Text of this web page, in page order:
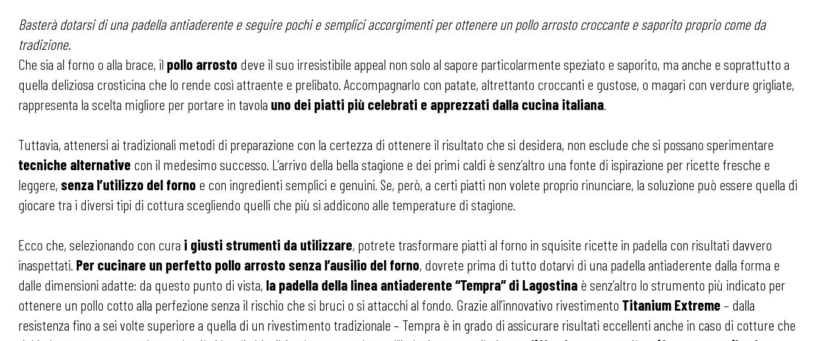
Basterà dotarsi di una padella antiaderente e seguire pochi e semplici accorgimenti per ottenere un pollo arrosto croccante e saporito proprio come da
tradizione.
Che sia al forno o alla brace, il pollo arrosto deve il suo irresistibile appeal non solo al sapore particolarmente speziato e saporito, ma anche e soprattutto a
quella deliziosa crosticina che lo rende così attraente e prelibato. Accompagnarlo con patate, altrettanto croccanti e gustose, o magari con verdure grigliate,
rappresenta la scelta migliore per portare in tavola uno dei piatti più celebrati e apprezzati dalla cucina italiana.
Tuttavia, attenersi ai tradizionali metodi di preparazione con la certezza di ottenere il risultato che si desidera, non esclude che si possano sperimentare
tecniche alternative con il medesimo successo. L’arrivo della bella stagione e dei primi caldi è senz’altro una fonte di ispirazione per ricette fresche e
leggere, senza l’utilizzo del forno e con ingredienti semplici e genuini. Se, però, a certi piatti non volete proprio rinunciare, la soluzione può essere quella di
giocare tra i diversi tipi di cottura scegliendo quelli che più si addicono alle temperature di stagione.
Ecco che, selezionando con cura i giusti strumenti da utilizzare, potrete trasformare piatti al forno in squisite ricette in padella con risultati davvero
inaspettati. Per cucinare un perfetto pollo arrosto senza l’ausilio del forno, dovrete prima di tutto dotarvi di una padella antiaderente dalla forma e
dalle dimensioni adatte: da questo punto di vista, la padella della linea antiaderente “Tempra” di Lagostina è senz’altro lo strumento più indicato per
ottenere un pollo cotto alla perfezione senza il rischio che si bruci o si attacchi al fondo. Grazie all’innovativo rivestimento Titanium Extreme – dalla
resistenza fino a sei volte superiore a quella di un rivestimento tradizionale – Tempra è in grado di assicurare risultati eccellenti anche in caso di cotture che